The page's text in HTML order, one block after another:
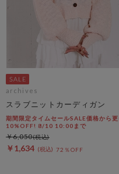
archives
スラブニットカーディガン
期間限定タイムセールSALE価格から更
10%OFF! 8/10 10:00まで
￥1,634 72％OFF
￥6,050